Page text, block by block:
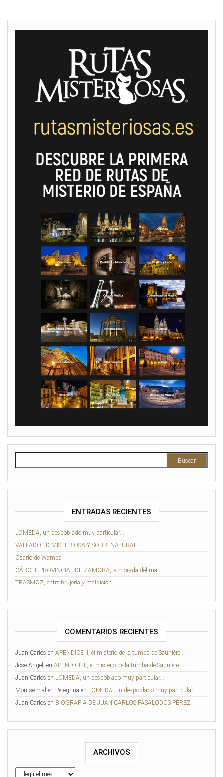
ENTRADAS RECIENTES
LOMEDA, un despoblado muy particular…
VALLADOLID MISTERIOSA Y SOBRENATURAL
Osario de Wamba
CÁRCEL PROVINCIAL DE ZAMORA, la morada del mal…
TRASMOZ, entre brujería y maldición…
COMENTARIOS RECIENTES
Juan Carlos en APENDICE II, el misterio de la tumba de Saunière…
Jose Angel. en APENDICE II, el misterio de la tumba de Saunière…
Juan Carlos en LOMEDA, un despoblado muy particular…
Montse mallen Peregrina en LOMEDA, un despoblado muy particular…
Juan Carlos en BIOGRAFÍA DE JUAN CARLOS PASALODOS PÉREZ
ARCHIVOS
Archivos